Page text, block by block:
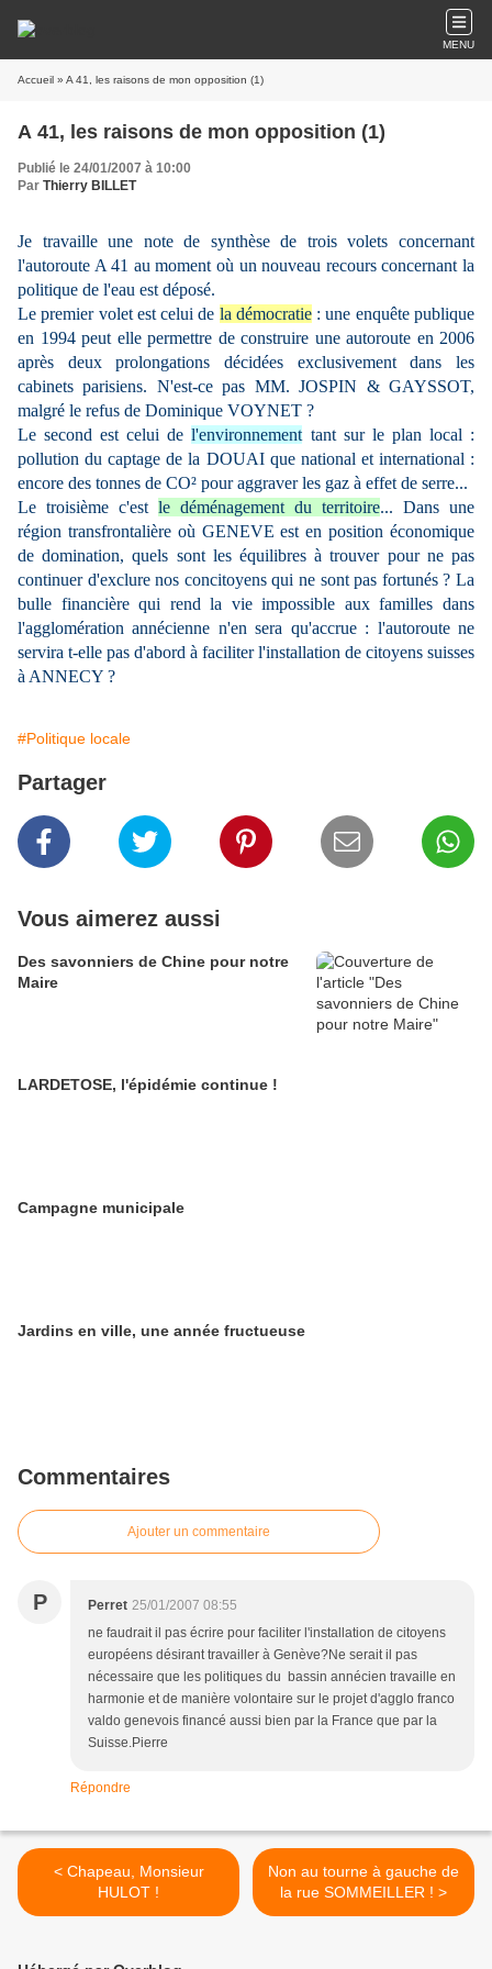
MENU
Accueil » A 41, les raisons de mon opposition (1)
A 41, les raisons de mon opposition (1)
Publié le 24/01/2007 à 10:00
Par Thierry BILLET
Je travaille une note de synthèse de trois volets concernant
l'autoroute A 41 au moment où un nouveau recours concernant la
politique de l'eau est déposé.
Le premier volet est celui de la démocratie: une enquête publique
en 1994 peut elle permettre de construire une autoroute en 2006
après deux prolongations décidées exclusivement dans les
cabinets parisiens. N'est-ce pas MM. JOSPIN & GAYSSOT,
malgré le refus de Dominique VOYNET ?
Le second est celui de l'environnement tant sur le plan local :
pollution du captage de la DOUAI que national et international :
encore des tonnes de CO² pour aggraver les gaz à effet de serre...
Le troisième c'est le déménagement du territoire... Dans une
région transfrontalière où GENEVE est en position économique
de domination, quels sont les équilibres à trouver pour ne pas
continuer d'exclure nos concitoyens qui ne sont pas fortunés ? La
bulle financière qui rend la vie impossible aux familles dans
l'agglomération annécienne n'en sera qu'accrue : l'autoroute ne
servira t-elle pas d'abord à faciliter l'installation de citoyens suisses
à ANNECY ?
#Politique locale
Partager
Vous aimerez aussi
Des savonniers de Chine pour notre
Maire
LARDETOSE, l'épidémie continue !
Campagne municipale
Jardins en ville, une année fructueuse
Commentaires
Ajouter un commentaire
P Perret 25/01/2007 08:55
ne faudrait il pas écrire pour faciliter l'installation de citoyens
européens désirant travailler à Genève?Ne serait il pas
nécessaire que les politiques du bassin annécien travaille en
harmonie et de manière volontaire sur le projet d'agglo franco
valdo genevois financé aussi bien par la France que par la
Suisse.Pierre
Répondre
< Chapeau, Monsieur
HULOT !
Non au tourne à gauche de
la rue SOMMEILLER ! >